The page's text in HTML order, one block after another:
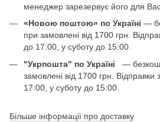
менеджер зарезервує його для
«Новою поштою» по Україні —
при замовлені від 1700 грн.
до 17:00, у суботу до 15:00.
"Укрпошта" по Україні
—
замовлені від 1700 грн.
17:00, у суботу до 15:00.
Більше інформації про доставку